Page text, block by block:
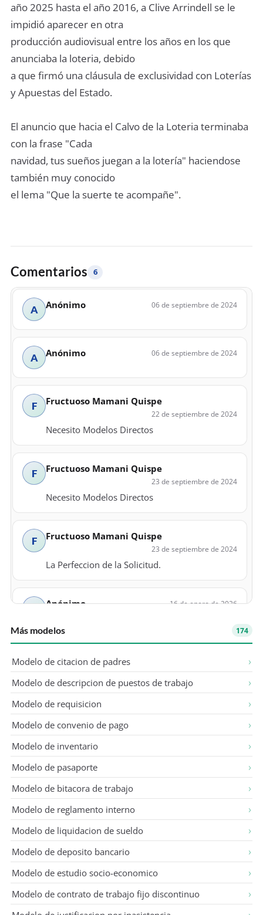
año 2025 hasta el año 2016, a Clive Arrindell se le
impidió aparecer en otra
producción audiovisual entre los años en los que
anunciaba la loteria, debido
a que firmó una cláusula de exclusividad con Loterías
y Apuestas del Estado.
El anuncio que hacia el Calvo de la Loteria terminaba
con la frase "Cada
navidad, tus sueños juegan a la lotería" haciendose
también muy conocido
el lema "Que la suerte te acompañe".
Comentarios 6
A Anónimo 06 de septiembre de 2024
A Anónimo 06 de septiembre de 2024
F Fructuoso Mamani Quispe
22 de septiembre de 2024
Necesito Modelos Directos
F Fructuoso Mamani Quispe
23 de septiembre de 2024
Necesito Modelos Directos
F Fructuoso Mamani Quispe
23 de septiembre de 2024
La Perfeccion de la Solicitud.
A Anónimo 16 de enero de 2026
Más modelos 174
Modelo de citacion de padres
Modelo de descripcion de puestos de trabajo
Modelo de requisicion
Modelo de convenio de pago
Modelo de inventario
Modelo de pasaporte
Modelo de bitacora de trabajo
Modelo de reglamento interno
Modelo de liquidacion de sueldo
Modelo de deposito bancario
Modelo de estudio socio-economico
Modelo de contrato de trabajo fijo discontinuo